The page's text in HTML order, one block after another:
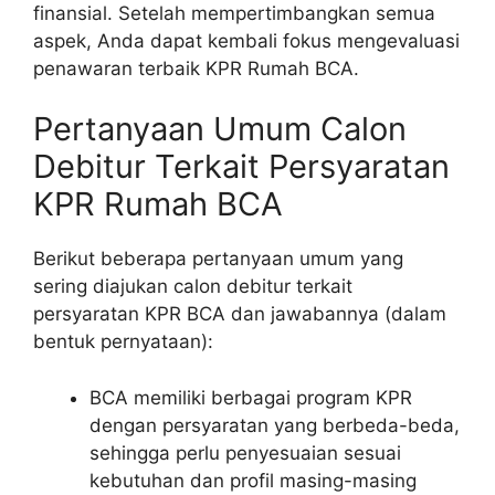
finansial. Setelah mempertimbangkan semua
aspek, Anda dapat kembali fokus mengevaluasi
penawaran terbaik KPR Rumah BCA.
Pertanyaan Umum Calon
Debitur Terkait Persyaratan
KPR Rumah BCA
Berikut beberapa pertanyaan umum yang
sering diajukan calon debitur terkait
persyaratan KPR BCA dan jawabannya (dalam
bentuk pernyataan):
BCA memiliki berbagai program KPR
dengan persyaratan yang berbeda-beda,
sehingga perlu penyesuaian sesuai
kebutuhan dan profil masing-masing